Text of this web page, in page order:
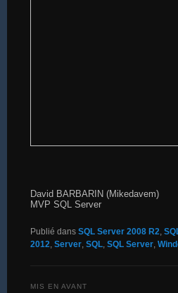
David BARBARIN (Mikedavem)
MVP SQL Server
Publié dans SQL Server 2008 R2
2012 Server, SQL, SQL Server,
MIS EN AVANT